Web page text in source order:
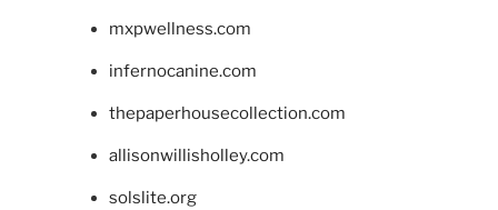
mxpwellness.com
infernocanine.com
thepaperhousecollection.com
allisonwillisholley.com
solslite.org